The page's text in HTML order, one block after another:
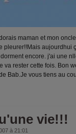
maman et mon
pleurer!!Mais aujourdhui
encore. j'ai une
va rester cette fois. Bon
Bab.Je vous tiens au
vie!!!
à 21:01